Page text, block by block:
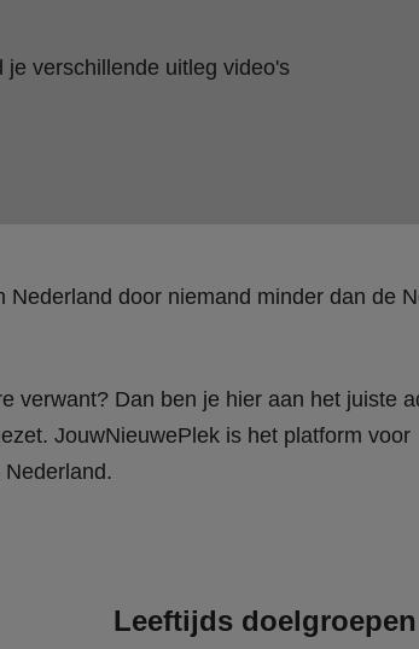
je verschillende uitleg video's
door niemand minder dan de
verwant? Dan ben je hier aan het juiste
JouwNieuwePlek is het platform voor
Leeftijds doelgroepen